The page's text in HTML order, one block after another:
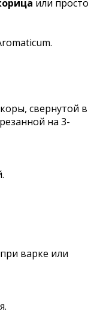
или просто
свернутой в
на 3-
варке или